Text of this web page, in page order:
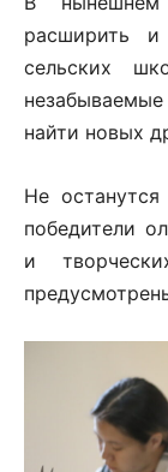
расширить
сельских
найти новых
Не
победители
и